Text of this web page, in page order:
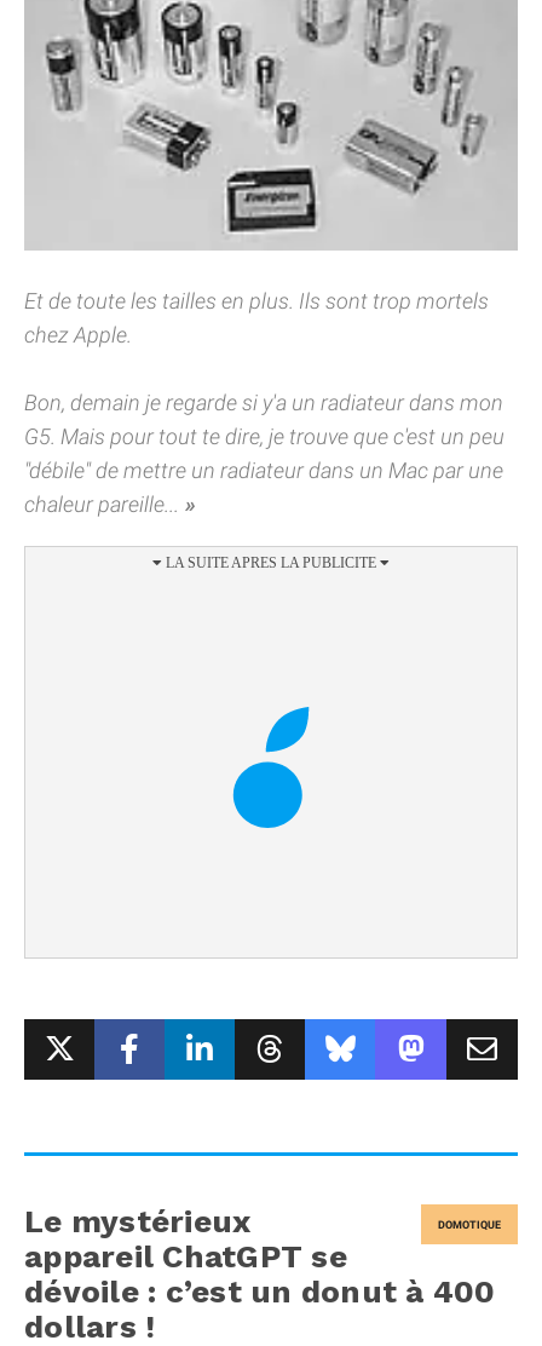
Et de toute les tailles en plus. Ils sont trop mortels
chez Apple.
Bon, demain je regarde si y'a un radiateur dans mon
G5. Mais pour tout te dire, je trouve que c'est un peu
"débile" de mettre un radiateur dans un Mac par une
chaleur pareille...
DOMOTIQUE
Le mystérieux
appareil ChatGPT se
dévoile : c’est un donut à 400
dollars !